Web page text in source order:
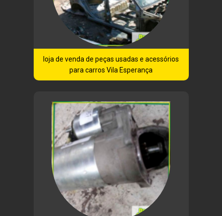
loja de venda de peças usadas e acessórios
para carros Vila Esperança